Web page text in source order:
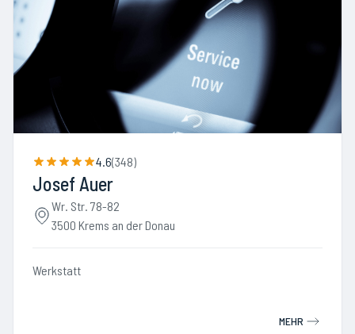
4.6(348)
Josef Auer
Wr. Str. 78-82
3500 Krems an der Donau
Werkstatt
MEHR